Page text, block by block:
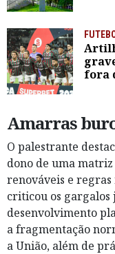
fora
Amarras
O palestrante
dono de uma
renováveis e
criticou os gargalos
desenvolvimento
a fragmentação
a União, além de